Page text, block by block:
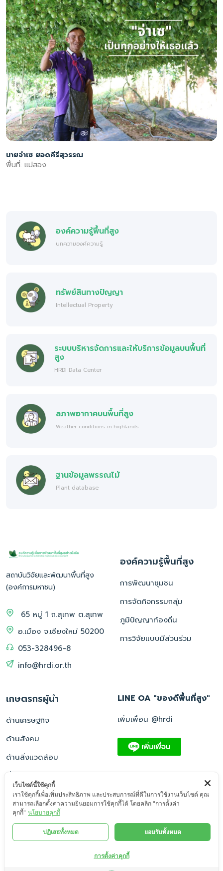
นายจ่าเซ ยอดคีรีสุวรรณ
พื้นที่: แม่สอง
องค์ความรู้พื้นที่สูง
บทความองค์ความรู้
ทรัพย์สินทางปัญญา
Intellectual Property
ระบบบริหารจัดการและให้บริการข้อมูลบนพื้นที่
สูง
HRDI Data Center
สภาพอากาศบนพื้นที่สูง
Weather conditions in highlands
ฐานข้อมูลพรรณไม้
Plant database
สถาบันวิจัยและพัฒนาพื้นที่สูง
(องค์การมหาชน)
65 หมู่ 1 ถ.สุเทพ ต.สุเทพ
อ.เมือง จ.เชียงใหม่ 50200
053-328496-8
info@hrdi.or.th
องค์ความรู้พื้นที่สูง
การพัฒนาชุมชน
การจัดกิจกรรมกลุ่ม
ภูมิปัญญาท้องถิ่น
การวิจัยแบบมีส่วนร่วม
เกษตรกรผู้นำ
ด้านเศรษฐกิจ
ด้านสังคม
ด้านสิ่งแวดล้อม
LINE OA "ของดีพื้นที่สูง"
เพิ่มเพื่อน @hrdi
© 2569, สถาบันวิจัยและพัฒนาพื้นที่สูง (องค์การมหาชน) - All rights
reserved
การคุ้มครองข้อมูลส่วนบุคคล (PDPA)
นโยบายคุกกี้ (Cookies
เว็บไซต์นี้ใช้คุกกี้
เราใช้คุกกี้เพื่อเพิ่มประสิทธิภาพ และประสบการณ์ที่ดีในการใช้งานเว็บไซต์ คุณ
สามารถเลือกตั้งค่าความยินยอมการใช้คุกกี้ได้ โดยคลิก "การตั้งค่า
คุกกี้" นโยบายคุกกี้
ปฏิเสธทั้งหมด ยอมรับทั้งหมด
การตั้งค่าคุกกี้